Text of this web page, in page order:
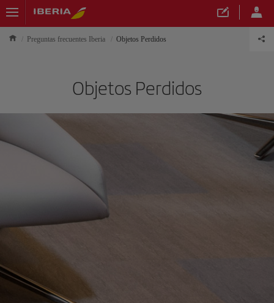
Preguntas frecuentes Iberia Objetos Perdidos
Objetos Perdidos